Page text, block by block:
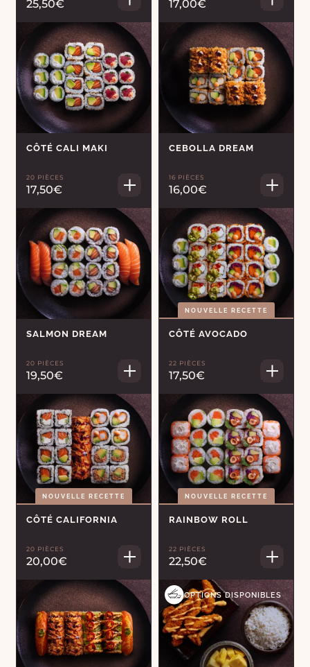
25,50€ 17,00€
CÔTÉ CALI MAKI
20 PIÈCES
17,50€
CEBOLLA DREAM
16 PIÈCES
16,00€
SALMON DREAM
20 PIÈCES
19,50€
NOUVELLE RECETTE
CÔTÉ AVOCADO
22 PIÈCES
17,50€
NOUVELLE RECETTE
CÔTÉ CALIFORNIA
20 PIÈCES
20,00€
NOUVELLE RECETTE
RAINBOW ROLL
22 PIÈCES
22,50€
OPTIONS DISPONIBLES